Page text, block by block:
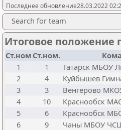
Последнее обновление28.03.2022
Search for team
Итоговое положение
Ст.ном Ст.ном.
1
1 Татарск МБОУ
2
4 Куйбышев
3
3 Венгерово
4
10 Краснообск
5
6 Краснообск
6
9 Чаны МБОУ